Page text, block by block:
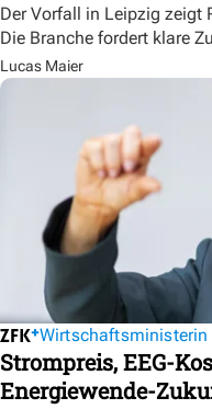
Der Vorfall in Leipzig zeigt
Die Branche fordert klare
Lucas Maier
Wirtschaftsministerin
Strompreis, EEG-
Energiewende-